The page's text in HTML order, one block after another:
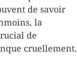
de savoir
la
de
cruellement.